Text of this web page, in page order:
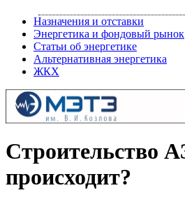
Назначения и отставки
Энергетика и фондовый рынок
Статьи об энергетике
Альтернативная энергетика
ЖКХ
Строительство
происходит?